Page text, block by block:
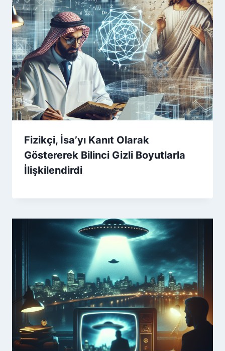
Fizikçi, İsa’yı Kanıt Olarak
Göstererek Bilinci Gizli Boyutlarla
İlişkilendirdi